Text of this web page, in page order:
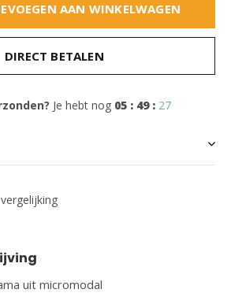
AAN WINKELWAGEN
DIRECT BETALEN
Je hebt nog 05 : 49 : 26
uit micromodal